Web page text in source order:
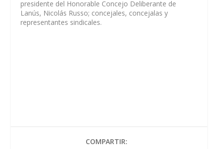
presidente del Honorable Concejo Deliberante de
Lanús, Nicolás Russo; concejales, concejalas y
representantes sindicales.
COMPARTIR: